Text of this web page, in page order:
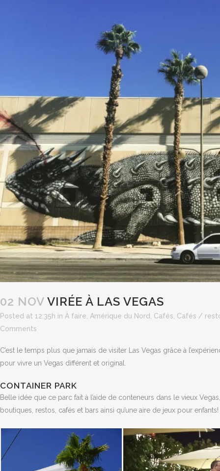
02 NOV VIRÉE À LAS VEGAS
Posted at 12:35h in À faire, Amérique du Nord, Cafés, Cafés /
Comments
C’est le temps plus que jamais de visiter Las Vegas grâce à
pour vivre un Vegas différent et original.
CONTAINER PARK
Belle idée que ce parc fait à l’aide de conteneurs dans le vieux
boutiques, restos, cafés et bars ainsi qu’une aire de jeux pour enfants!